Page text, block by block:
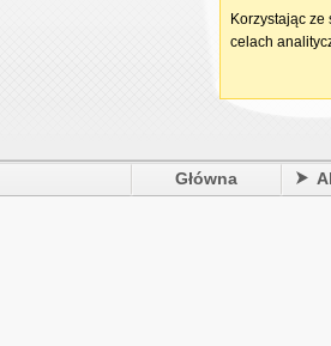
Główna
Korzystając
celach